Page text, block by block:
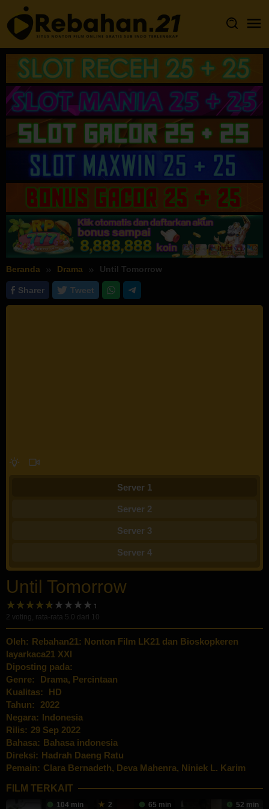
Loncat
ke
konten
Beranda Drama Until Tomorrow
Sharer Tweet
Server 1
Server 2
Server 3
Server 4
Until Tomorrow
2 voting, rata-rata 5.0 dari 10
Oleh: Rebahan21: Nonton Film LK21 dan Bioskopkeren
layarkaca21 XXI
Diposting pada:
Genre:
Drama, Percintaan
Kualitas:
HD
Tahun:
2022
Negara: Indonesia
Rilis: 29 Sep 2022
Bahasa: Bahasa indonesia
Direksi: Hadrah Daeng Ratu
Pemain: Clara Bernadeth, Deva Mahenra, Niniek L. Karim
FILM TERKAIT
104 min 2 65 min 52 min